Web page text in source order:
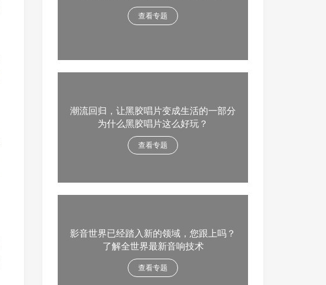
查看专题
潮流回归，让黑胶唱片变成生活的一部分
为什么黑胶唱片这么好玩？
查看专题
影音世界已经踏入新的领域，您跟上吗？
了解全世界最新音响技术
查看专题